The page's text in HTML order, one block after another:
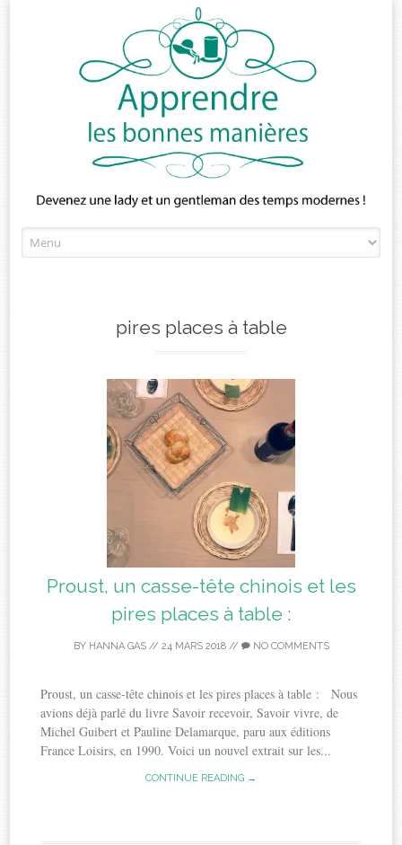
to
pires places à table
Proust, un casse-tête chinois et les
pires places à table :
BY HANNA GAS// 24 MARS 2018// NO COMMENTS
Proust, un casse-tête chinois et les pires places à table : Nous
avions déjà parlé du livre Savoir recevoir, Savoir vivre, de
Michel Guibert et Pauline Delamarque, paru aux éditions
France Loisirs, en 1990. Voici un nouvel extrait sur les...
CONTINUE READING →